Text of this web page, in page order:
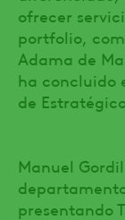
ofrecer
portfolio,
Adama de
ha concluido
de
Manuel
presentando